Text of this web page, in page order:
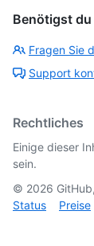
Benötigst
Fragen Sie
Support
Rechtliches
Einige dieser
sein.
© 2026
Status
Preise